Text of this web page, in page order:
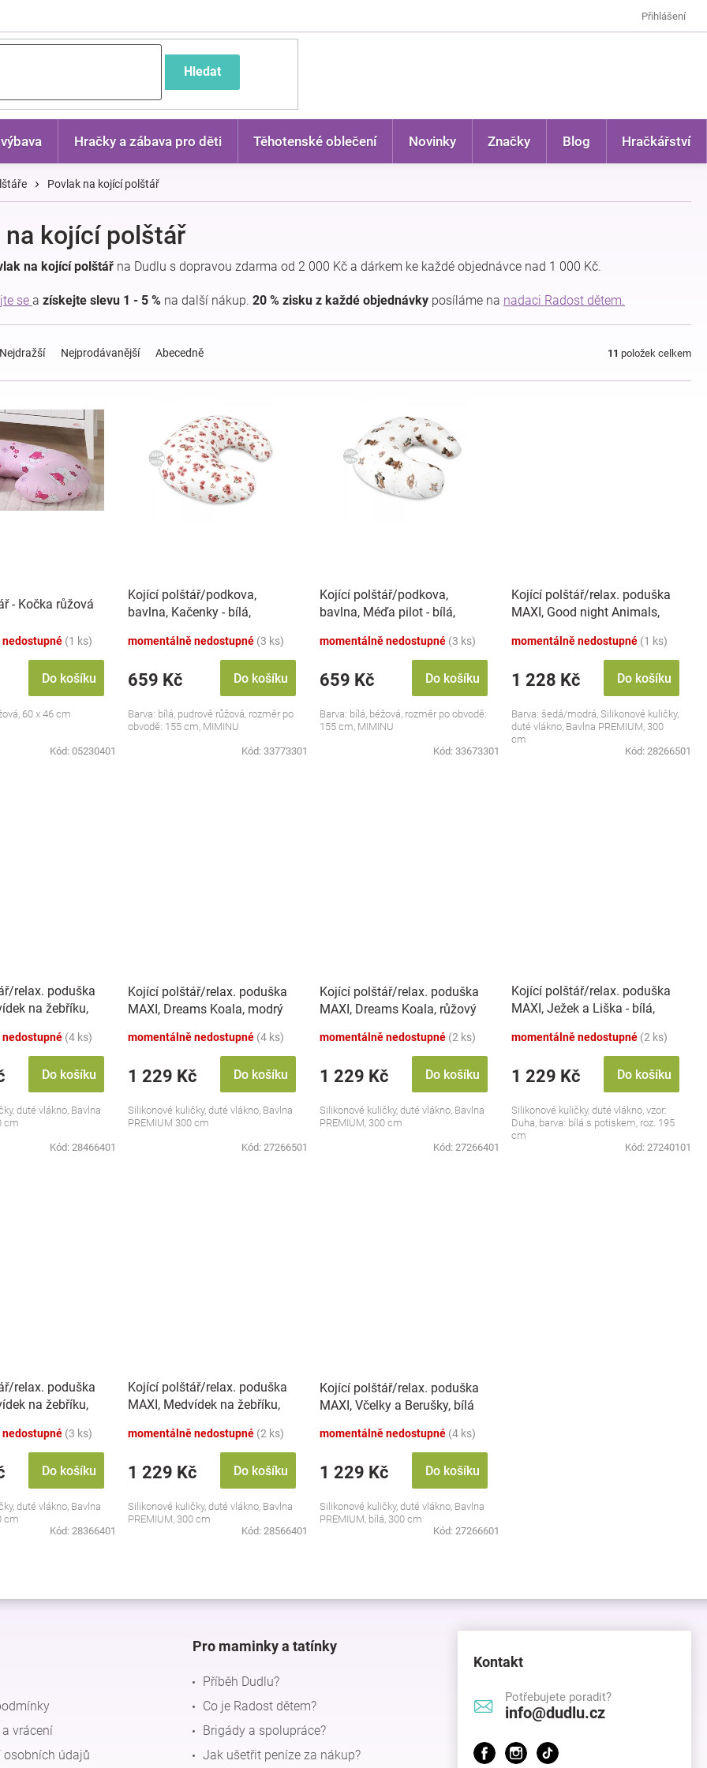
Přihlášení
Hledat
Hračky a zábava pro děti Těhotenské oblečení Novinky Značky Blog Hračkářství
Povlak na kojící polštář
na kojící polštář
na kojící polštář na Dudlu s dopravou zdarma od 2 000 Kč a dárkem ke každé objednávce nad 1 000 Kč.
se a získejte slevu 1 - 5 % na další nákup. 20 % zisku z každé objednávky posíláme na nadaci Radost dětem.
Nejdražší Nejprodávanější Abecedně 11 položek celkem
- Kočka růžová
(1 ks)
Do košíku
60 x 46 cm
Kód: 05230401
Kojící polštář/podkova,
bavlna, Kačenky - bílá,
momentálně nedostupné (3 ks)
659 Kč Do košíku
Barva: bílá, pudrově růžová, rozměr po
obvodě: 155 cm, MIMINU
Kód: 33773301
Kojící polštář/podkova,
bavlna, Méďa pilot - bílá,
momentálně nedostupné (3 ks)
659 Kč Do košíku
Barva: bílá, béžová, rozměr po obvodě:
155 cm, MIMINU
Kód: 33673301
Kojící polštář/relax. poduška
MAXI, Good night Animals,
momentálně nedostupné (1 ks)
1 228 Kč Do košíku
Barva: šedá/modrá, Silikonové kuličky,
duté vlákno, Bavlna PREMIUM, 300
cm
Kód: 28266501
relax. poduška
na žebříku,
(4 ks)
Do košíku
duté vlákno, Bavlna
cm
Kód: 28466401
Kojící polštář/relax. poduška
MAXI, Dreams Koala, modrý
momentálně nedostupné (4 ks)
1 229 Kč Do košíku
Silikonové kuličky, duté vlákno, Bavlna
PREMIUM 300 cm
Kód: 27266501
Kojící polštář/relax. poduška
MAXI, Dreams Koala, růžový
momentálně nedostupné (2 ks)
1 229 Kč Do košíku
Silikonové kuličky, duté vlákno, Bavlna
PREMIUM, 300 cm
Kód: 27266401
Kojící polštář/relax. poduška
MAXI, Ježek a Liška - bílá,
momentálně nedostupné (2 ks)
1 229 Kč Do košíku
Silikonové kuličky, duté vlákno, vzor:
Duha, barva: bílá s potiskem, roz. 195
cm
Kód: 27240101
relax. poduška
na žebříku,
(3 ks)
Do košíku
duté vlákno, Bavlna
cm
Kód: 28366401
Kojící polštář/relax. poduška
MAXI, Medvídek na žebříku,
momentálně nedostupné (2 ks)
1 229 Kč Do košíku
Silikonové kuličky, duté vlákno, Bavlna
PREMIUM, 300 cm
Kód: 28566401
Kojící polštář/relax. poduška
MAXI, Včelky a Berušky, bílá
momentálně nedostupné (4 ks)
1 229 Kč Do košíku
Silikonové kuličky, duté vlákno, Bavlna
PREMIUM, bílá, 300 cm
Kód: 27266601
v
d
p
v
y
vrácení
osobních údajů
Pro maminky a tatínky
Příběh Dudlu?
Co je Radost dětem?
Brigády a spolupráce?
Jak ušetřit peníze za nákup?
Kontakt
Potřebujete poradit?
info@dudlu.cz